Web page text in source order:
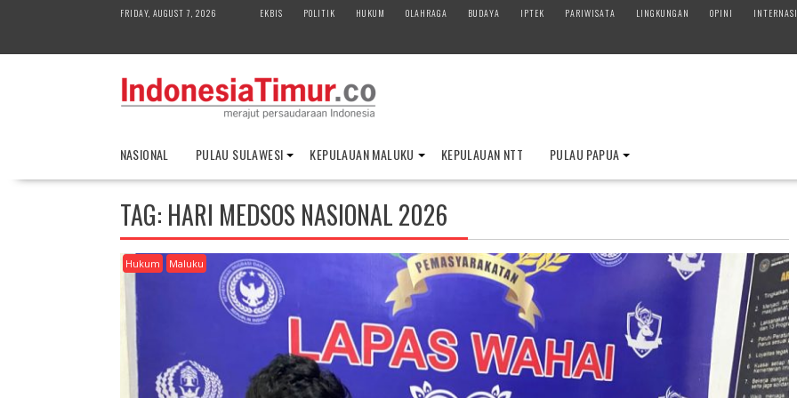
FRIDAY, AUGUST 7, 2026 EKBIS POLITIK HUKUM OLAHRAGA BUDAYA IPTEK PARIWISATA LINGKUNGAN OPINI
NASIONAL PULAU SULAWESI KEPULAUAN MALUKU KEPULAUAN NTT PULAU PAPUA
TAG: HARI MEDSOS NASIONAL 2026
Hukum Maluku